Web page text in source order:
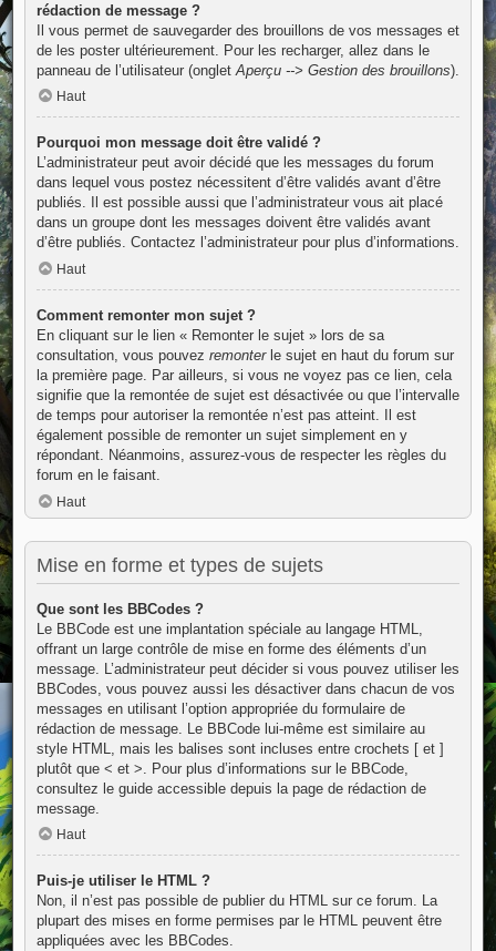
rédaction de message ?
Il vous permet de sauvegarder des brouillons de vos messages et
de les poster ultérieurement. Pour les recharger, allez dans le
panneau de l’utilisateur (onglet Aperçu --> Gestion des brouillons).
Haut
Pourquoi mon message doit être validé ?
L’administrateur peut avoir décidé que les messages du forum
dans lequel vous postez nécessitent d’être validés avant d’être
publiés. Il est possible aussi que l’administrateur vous ait placé
dans un groupe dont les messages doivent être validés avant
d’être publiés. Contactez l’administrateur pour plus d’informations.
Haut
Comment remonter mon sujet ?
En cliquant sur le lien « Remonter le sujet » lors de sa
consultation, vous pouvez remonterle sujet en haut du forum sur
la première page. Par ailleurs, si vous ne voyez pas ce lien, cela
signifie que la remontée de sujet est désactivée ou que l’intervalle
de temps pour autoriser la remontée n’est pas atteint. Il est
également possible de remonter un sujet simplement en y
répondant. Néanmoins, assurez-vous de respecter les règles du
forum en le faisant.
Haut
Mise en forme et types de sujets
Que sont les BBCodes ?
Le BBCode est une implantation spéciale au langage HTML,
offrant un large contrôle de mise en forme des éléments d’un
message. L’administrateur peut décider si vous pouvez utiliser les
BBCodes, vous pouvez aussi les désactiver dans chacun de vos
messages en utilisant l’option appropriée du formulaire de
rédaction de message. Le BBCode lui-même est similaire au
style HTML, mais les balises sont incluses entre crochets [ et ]
plutôt que < et >. Pour plus d’informations sur le BBCode,
consultez le guide accessible depuis la page de rédaction de
message.
Haut
Puis-je utiliser le HTML ?
Non, il n’est pas possible de publier du HTML sur ce forum. La
plupart des mises en forme permises par le HTML peuvent être
appliquées avec les BBCodes.